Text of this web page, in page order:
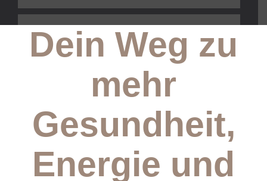
MamaFit RETURN |
Präventionskurs | mit Baby von 3-
10 Monaten | Kursraum Point of
10-18 Monaten | fortlaufendes
Angebot | Einstieg jederzeit möglich
Dein Weg zu
mehr
Gesundheit,
Energie und